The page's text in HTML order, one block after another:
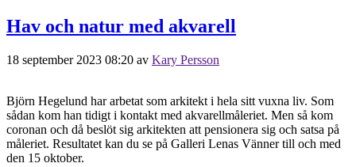
Hav och natur med akvarell
18 september 2023 08:20 av Kary Persson
Björn Hegelund har arbetat som arkitekt i hela sitt vuxna liv. Som
sådan kom han tidigt i kontakt med akvarellmåleriet. Men så kom
coronan och då beslöt sig arkitekten att pensionera sig och satsa på
måleriet. Resultatet kan du se på Galleri Lenas Vänner till och med
den 15 oktober.